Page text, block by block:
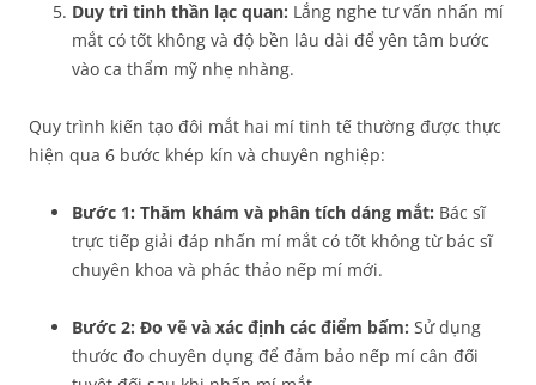
Duy trì tinh thần lạc quan: Lắng nghe tư vấn nhấn mí
mắt có tốt không và độ bền lâu dài để yên tâm bước
vào ca thẩm mỹ nhẹ nhàng.
Quy trình kiến tạo đôi mắt hai mí tinh tế thường được thực
hiện qua 6 bước khép kín và chuyên nghiệp:
Bước 1: Thăm khám và phân tích dáng mắt: Bác sĩ
trực tiếp giải đáp nhấn mí mắt có tốt không từ bác sĩ
chuyên khoa và phác thảo nếp mí mới.
Bước 2: Đo vẽ và xác định các điểm bấm: Sử dụng
thước đo chuyên dụng để đảm bảo nếp mí cân đối